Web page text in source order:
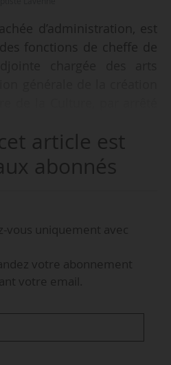
d’administration, est
fonctions de cheffe de
au Journal officiel le
Pierre Oudart, qui
supérieure d’Art et
des arts plastiques à la
été cheffe du
à la création, service
article est
abonnés
vous uniquement avec
votre abonnement
votre email.